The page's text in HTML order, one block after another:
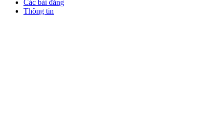
Các bài đăng
Thông tin